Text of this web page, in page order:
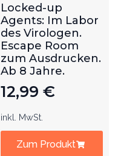
Locked-up
Agents: Im Labor
des Virologen.
Escape Room
zum Ausdrucken.
Ab 8 Jahre.
12,99 €
inkl. MwSt.
Zum Produkt